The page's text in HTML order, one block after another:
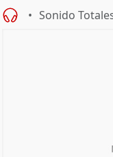
Sonido